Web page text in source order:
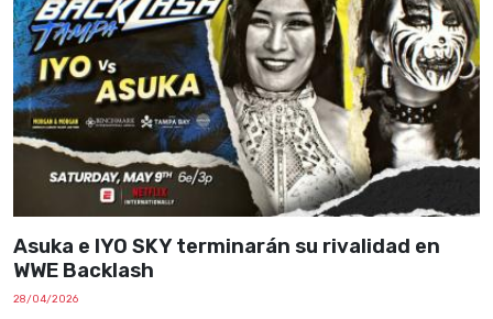
Asuka e IYO SKY terminarán su rivalidad en
WWE Backlash
28/04/2026